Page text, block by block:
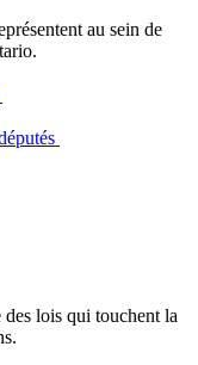
au sein de
lois qui touchent la